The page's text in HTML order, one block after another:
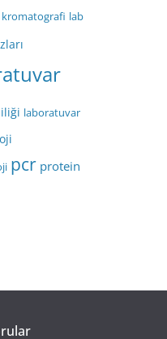
kromatografi lab
laboratuvar
pcr protein